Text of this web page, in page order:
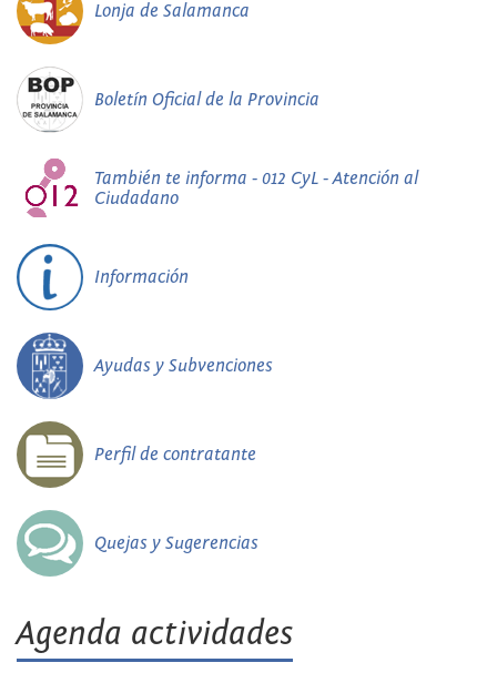
Lonja de Salamanca
Boletín Oficial de la Provincia
También te informa - 012 CyL - Atención al
Ciudadano
Información
Ayudas y Subvenciones
Perfil de contratante
Quejas y Sugerencias
Agenda actividades